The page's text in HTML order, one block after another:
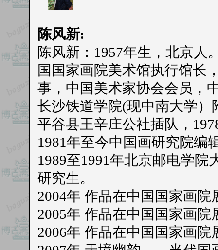
陈风新:
陈风新：1957年生，北京人
国国家画院美术馆执行馆长
事，中国美术家协会会员，
长沙铁道学院(现中南大学）
平谷县王辛庄公社插队，
1981年至今中国画研究院编
1989至1991年北京邮电学院
研究生。
2004年 作品在中国国家画院
2005年 作品在中国国家画院
2006年 作品在中国国家画院